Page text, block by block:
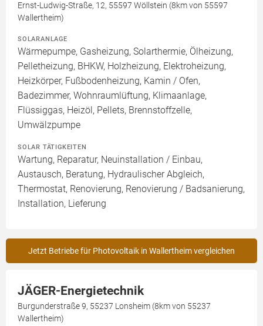
Ernst-Ludwig-Straße, 12, 55597 Wöllstein (8km von 55597
Wallertheim)
SOLARANLAGE
Wärmepumpe, Gasheizung, Solarthermie, Ölheizung,
Pelletheizung, BHKW, Holzheizung, Elektroheizung,
Heizkörper, Fußbodenheizung, Kamin / Ofen,
Badezimmer, Wohnraumlüftung, Klimaanlage,
Flüssiggas, Heizöl, Pellets, Brennstoffzelle,
Umwälzpumpe
SOLAR TÄTIGKEITEN
Wartung, Reparatur, Neuinstallation / Einbau,
Austausch, Beratung, Hydraulischer Abgleich,
Thermostat, Renovierung, Renovierung / Badsanierung,
Installation, Lieferung
Jetzt Betriebe für Photovoltaik in Wallertheim vergleichen
JÄGER-Energietechnik
Burgunderstraße 9, 55237 Lonsheim (8km von 55237
Wallertheim)